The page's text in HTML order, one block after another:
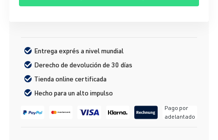
Entrega exprés a nivel mundial
Derecho de devolución de 30 días
Tienda online certificada
Hecho para un alto impulso
Pago por
adelantado